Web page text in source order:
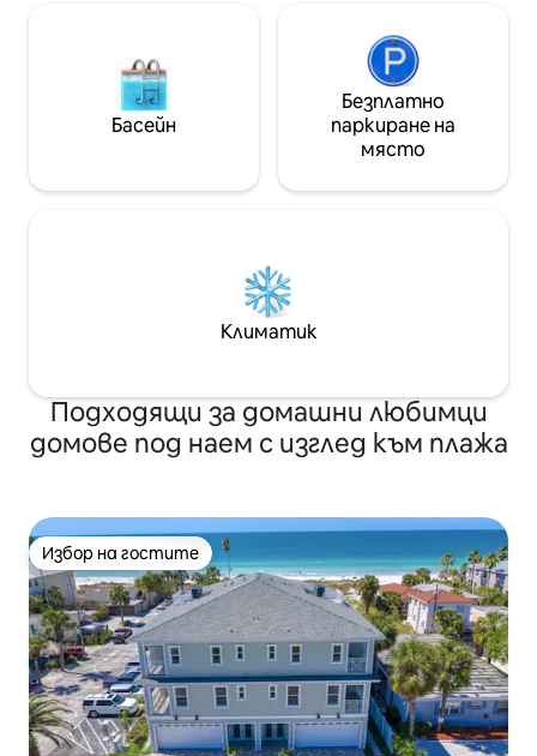
Басейн
Безплатно
паркиране на
място
Климатик
Подходящи за домашни любимци
домове под наем с изглед към плажа
Избор на гостите
Избор на гостите